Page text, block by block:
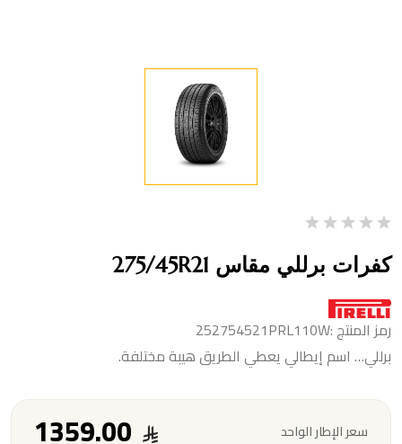
كفرات برللي مقاس 275/45R21
رمز المنتج :252754521PRL110W
برللي… اسم إيطالي يعطي الطريق هيبة مختلفة.
سعر الإطار الواحد